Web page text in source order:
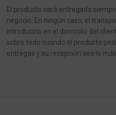
El producto será entregado
negocio. En ningún caso, el
introducirlo en el domicilio del
sobre todo cuando el producto
entregas y su recepción sea lo